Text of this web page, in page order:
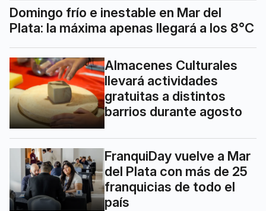
Domingo frío e inestable en Mar del
Plata: la máxima apenas llegará a los 8°C
Almacenes Culturales
llevará actividades
gratuitas a distintos
barrios durante agosto
FranquiDay vuelve a Mar
del Plata con más de 25
franquicias de todo el
país